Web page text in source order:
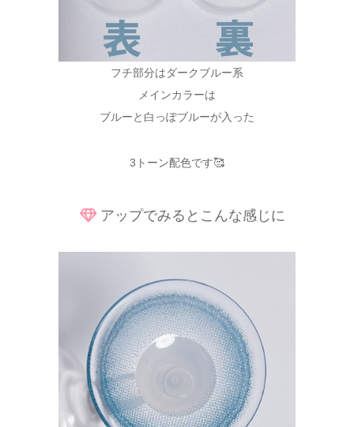
フチ部分はダークブルー系
メインカラーは
ブルーと白っぽブルーが入った
3トーン配色です🥰
アップでみるとこんな感じに